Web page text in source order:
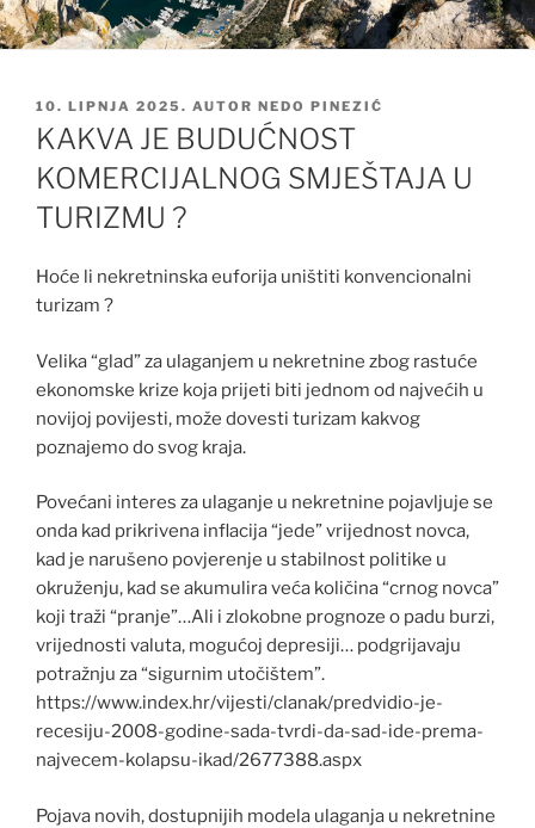
OBJAVLJENO
10. LIPNJA 2025. AUTOR NEDO PINEZIĆ
KAKVA JE BUDUĆNOST
KOMERCIJALNOG SMJEŠTAJA U
TURIZMU ?
Hoće li nekretninska euforija uništiti konvencionalni
turizam ?
Velika “glad” za ulaganjem u nekretnine zbog rastuće
ekonomske krize koja prijeti biti jednom od najvećih u
novijoj povijesti, može dovesti turizam kakvog
poznajemo do svog kraja.
Povećani interes za ulaganje u nekretnine pojavljuje se
onda kad prikrivena inflacija “jede” vrijednost novca,
kad je narušeno povjerenje u stabilnost politike u
okruženju, kad se akumulira veća količina “crnog novca”
koji traži “pranje”…Ali i zlokobne prognoze o padu burzi,
vrijednosti valuta, mogućoj depresiji… podgrijavaju
potražnju za “sigurnim utočištem”.
https://www.index.hr/vijesti/clanak/predvidio-je-
recesiju-2008-godine-sada-tvrdi-da-sad-ide-prema-
najvecem-kolapsu-ikad/2677388.aspx
Pojava novih, dostupnijih modela ulaganja u nekretnine